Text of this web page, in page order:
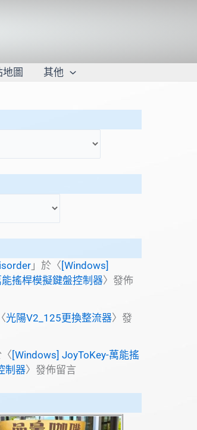
圖 其他
」於〈[Windows]
搖桿模擬鍵盤控制器〉發佈
光陽V2_125更換整流器〉發
〈 [Windows] JoyToKey-萬能搖
制器〉發佈留言